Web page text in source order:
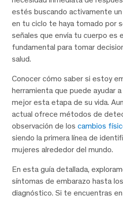
estés buscando activamente
en tu ciclo te haya tomado por
señales que envía tu cuerpo es
fundamental para tomar
salud.
Conocer cómo saber si estoy
herramienta que puede ayudar
mejor esta etapa de su vida.
actual ofrece métodos de
observación de los cambios
siendo la primera línea de
mujeres alrededor del mundo.
En esta guía detallada,
síntomas de embarazo hasta
diagnóstico. Si te encuentras